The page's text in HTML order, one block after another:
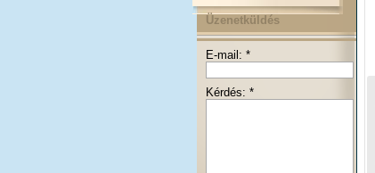
Üzenetküldés
E-mail: *
Kérdés: *